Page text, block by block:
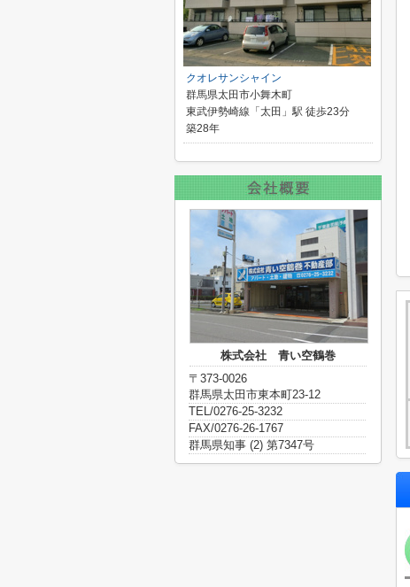
クオレサンシャイン
群馬県太田市小舞木町
東武伊勢崎線「太田」駅 徒歩23分
築28年
株式会社 青い空鶴巻
〒373-0026
群馬県太田市東本町23-12
TEL/0276-25-3232
FAX/0276-26-1767
群馬県知事 (2) 第7347号